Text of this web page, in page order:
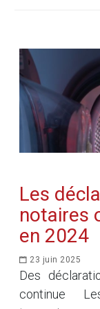
Les
notaires
en 2024
23 juin 2025
Des
continue